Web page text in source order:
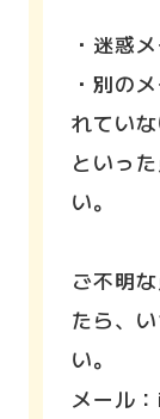
・迷惑
・別の
れてい
といっ
い。
ご不明
たら、
い。
メール